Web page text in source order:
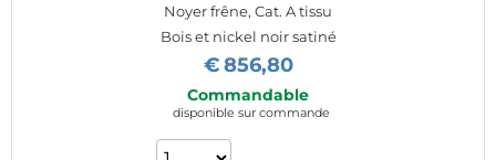
Noyer frêne, Cat. A tissu
Bois et nickel noir satiné
€856,80
Commandable
disponible sur commande